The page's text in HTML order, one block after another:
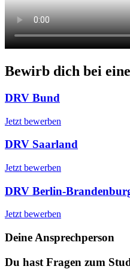
Bewirb dich bei
DRV Bund
Jetzt bewerben
DRV Saarland
Jetzt bewerben
DRV Berlin-
Jetzt bewerben
Deine Ansprechperson
Du hast Fragen zum